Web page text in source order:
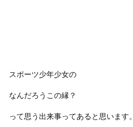
スポーツ少年少女の
なんだろうこの縁？
って思う出来事ってあると思います。